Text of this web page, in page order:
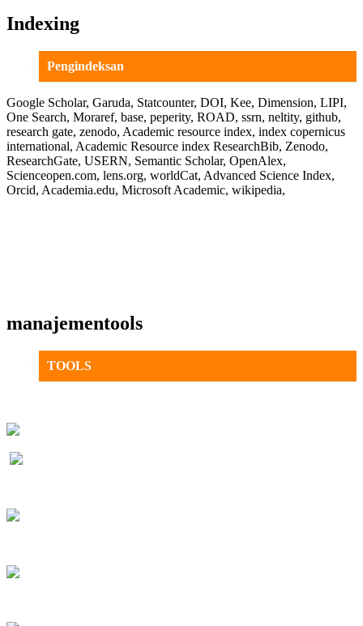
Indexing
Pengindeksan
Google Scholar, Garuda, Statcounter, DOI, Kee, Dimension, LIPI,
One Search, Moraref, base, peperity, ROAD, ssrn, neltity, github,
research gate, zenodo, Academic resource index, index copernicus
international, Academic Resource index ResearchBib, Zenodo,
ResearchGate, USERN, Semantic Scholar, OpenAlex,
Scienceopen.com, lens.org, worldCat, Advanced Science Index,
Orcid, Academia.edu, Microsoft Academic, wikipedia,
manajementools
TOOLS